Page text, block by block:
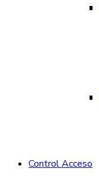
Control Acceso